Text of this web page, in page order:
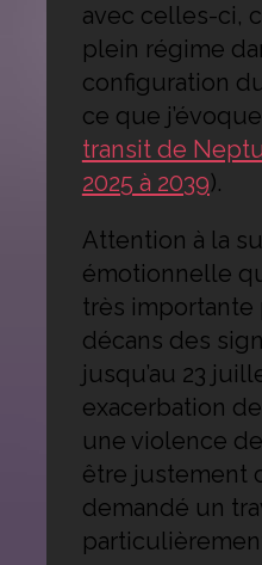
avec celles-ci,
plein régime
configuration
ce que
transit de
2025 à 2039).
Attention à la
émotionnelle
très importante
décans des
jusqu’au 23
exacerbation
une violence
être justement
demandé un